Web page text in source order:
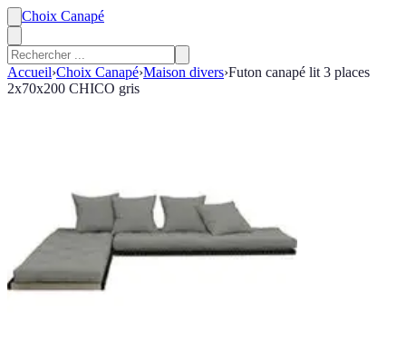
Choix Canapé
Accueil›Choix Canapé›Maison divers›Futon canapé lit 3 places
2x70x200 CHICO gris